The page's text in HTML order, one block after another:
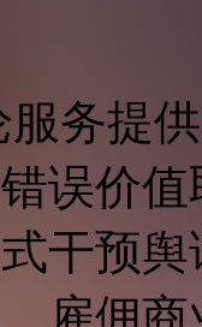
务提
误价
干预
雇佣